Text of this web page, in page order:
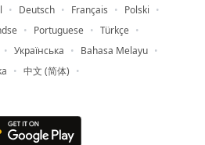
Deutsch Français
Polski
Portuguese
Türkçe
Українська
Bahasa Melayu
中文 (简体)